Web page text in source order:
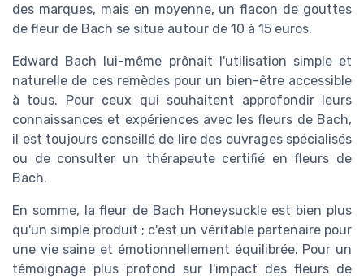
des marques, mais en moyenne, un flacon de gouttes
de fleur de Bach se situe autour de 10 à 15 euros.
Edward Bach lui-même prônait l'utilisation simple et
naturelle de ces remèdes pour un bien-être accessible
à tous. Pour ceux qui souhaitent approfondir leurs
connaissances et expériences avec les fleurs de Bach,
il est toujours conseillé de lire des ouvrages spécialisés
ou de consulter un thérapeute certifié en fleurs de
Bach.
En somme, la fleur de Bach Honeysuckle est bien plus
qu'un simple produit ; c'est un véritable partenaire pour
une vie saine et émotionnellement équilibrée. Pour un
témoignage plus profond sur l'impact des fleurs de